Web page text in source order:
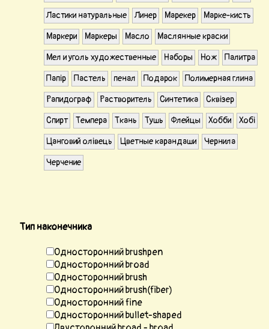
Ластики натуральные Линер Марекер Марке-кисть
Маркери Маркеры Масло Маслянные краски
Мел и уголь художественные Наборы Нож Палитра
Папір Пастель пенал Подарок Полимерная глина
Рапидограф Растворитель Синтетика Сквізер
Спирт Темпера Ткань Тушь Флейцы Хобби Хобі
Цанговий олівець Цветные карандаши Чернила
Черчение
Тип наконечника
Односторонний brushpen
Односторонний broad
Односторонний brush
Односторонний brush(fiber)
Односторонний fine
Односторонний bullet-shaped